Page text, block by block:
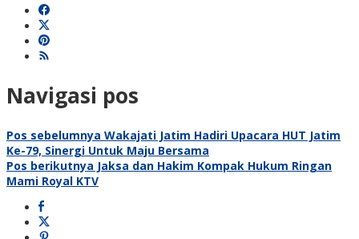
Navigasi pos
Pos sebelumnya Wakajati Jatim Hadiri Upacara HUT Jatim
Ke-79, Sinergi Untuk Maju Bersama
Pos berikutnya Jaksa dan Hakim Kompak Hukum Ringan
Mami Royal KTV